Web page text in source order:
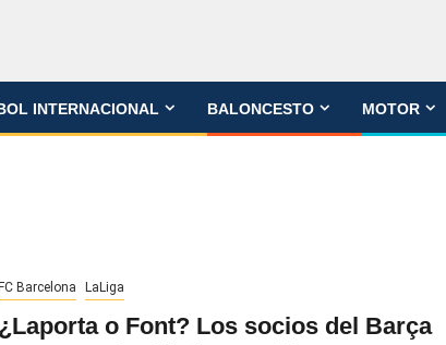
INTERNACIONAL BALONCESTO MOTOR
FC Barcelona LaLiga
¿Laporta o Font? Los socios del Barça